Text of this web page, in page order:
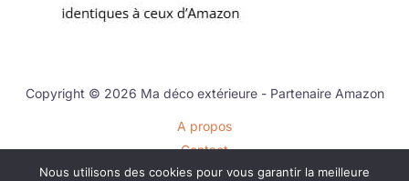
Copyright © 2026 Ma déco extérieure - Partenaire Amazon
A propos
Contact
Plan du site
Nous utilisons des cookies pour vous garantir la meilleure